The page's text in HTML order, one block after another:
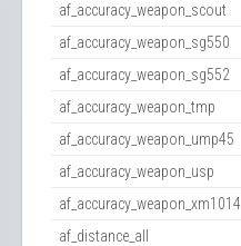
af_accuracy_weapon_scout
af_accuracy_weapon_sg550
af_accuracy_weapon_sg552
af_accuracy_weapon_tmp
af_accuracy_weapon_ump45
af_accuracy_weapon_usp
af_accuracy_weapon_xm1014
af_distance_all